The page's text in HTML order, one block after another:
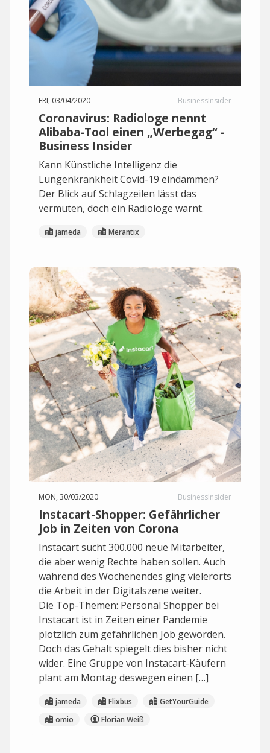
FRI, 03/04/2020 BusinessInsider
Coronavirus: Radiologe nennt
Alibaba-Tool einen „Werbegag“ -
Business Insider
Kann Künstliche Intelligenz die
Lungenkrankheit Covid-19 eindämmen?
Der Blick auf Schlagzeilen lässt das
vermuten, doch ein Radiologe warnt.
jameda Merantix
MON, 30/03/2020 BusinessInsider
Instacart-Shopper: Gefährlicher
Job in Zeiten von Corona
Instacart sucht 300.000 neue Mitarbeiter,
die aber wenig Rechte haben sollen. Auch
während des Wochenendes ging vielerorts
die Arbeit in der Digitalszene weiter.
Die Top-Themen: Personal Shopper bei
Instacart ist in Zeiten einer Pandemie
plötzlich zum gefährlichen Job geworden.
Doch das Gehalt spiegelt dies bisher nicht
wider. Eine Gruppe von Instacart-Käufern
plant am Montag deswegen einen […]
jameda Flixbus
GetYourGuide
omio
Florian Weiß